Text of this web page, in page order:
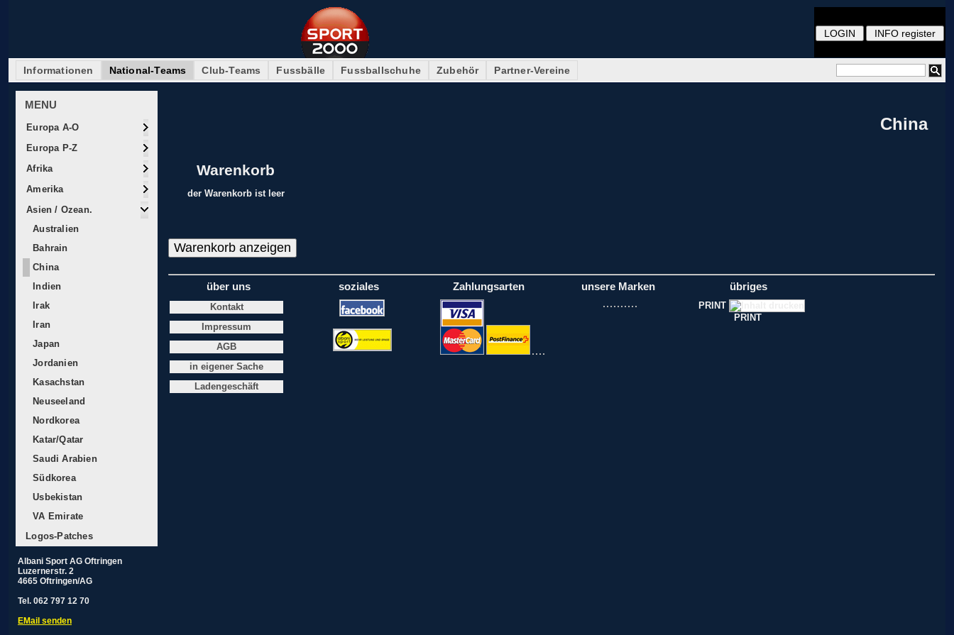
Informationen National-Teams Club-Teams Fussbälle Fussballschuhe Zubehör Partner-Vereine
MENU
Europa A-O
Europa P-Z
Afrika
Amerika
Asien / Ozean.
Australien
Bahrain
China
Indien
Irak
Iran
Japan
Jordanien
Kasachstan
Neuseeland
Nordkorea
Katar/Qatar
Saudi Arabien
Südkorea
Usbekistan
VA Emirate
Logos-Patches
Albani Sport AG Oftringen
Luzernerstr. 2
4665 Oftringen/AG
Tel. 062 797 12 70
EMail senden
China
Warenkorb
der Warenkorb ist leer
über uns
Kontakt
Impressum
AGB
in eigener Sache
Ladengeschäft
soziales Zahlungsarten unsere Marken übriges
PRINT
PRINT